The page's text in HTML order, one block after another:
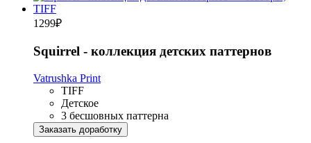
1299₽
Squirrel - коллекция детских паттернов
Vatrushka Print
TIFF
Детское
3 бесшовных паттерна
Заказать доработку